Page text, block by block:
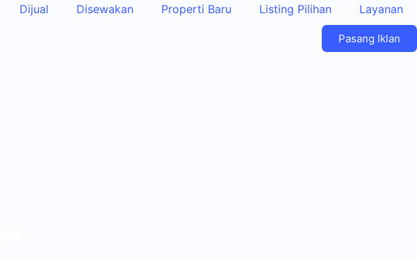
Dijual Disewakan Properti Baru Listing Pilihan Layanan
Pasang Iklan